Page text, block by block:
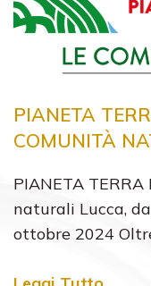
PIANETA
COMUNITÀ
PIANETA
naturali Lucca,
ottobre 2024